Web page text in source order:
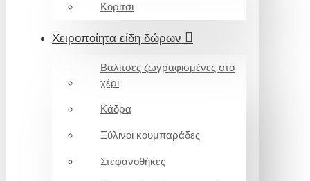
Κορίτσι
Χειροποίητα είδη δώρων
Βαλίτσες ζωγραφισμένες στο
χέρι
Κάδρα
Ξύλινοι κουμπαράδες
Στεφανοθήκες